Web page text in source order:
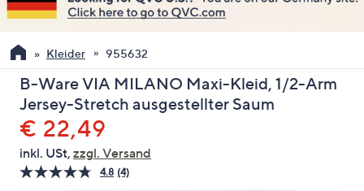
sind,
verwenden
Sie
die
Pfeiltasten
nach
oben
und
nach
Kleider 955632
B-Ware VIA MILANO Maxi-Kleid, 1/2-Arm
Jersey-Stretch ausgestellter Saum
Gelöscht
€ 22,49
inkl. USt, zzgl. Versand
4.8 4
(4)